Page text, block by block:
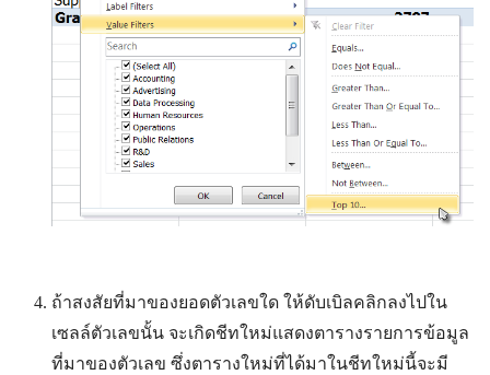
ถ้าสงสัยที่มาของยอดตัวเลขใด ให้ดับเบิลคลิกลงไปใน
เซลล์ตัวเลขนั้น จะเกิดชีทใหม่แสดงตารางรายการข้อมูล
ที่มาของตัวเลข ซึ่งตารางใหม่ที่ได้มาในชีทใหม่นี้จะมี